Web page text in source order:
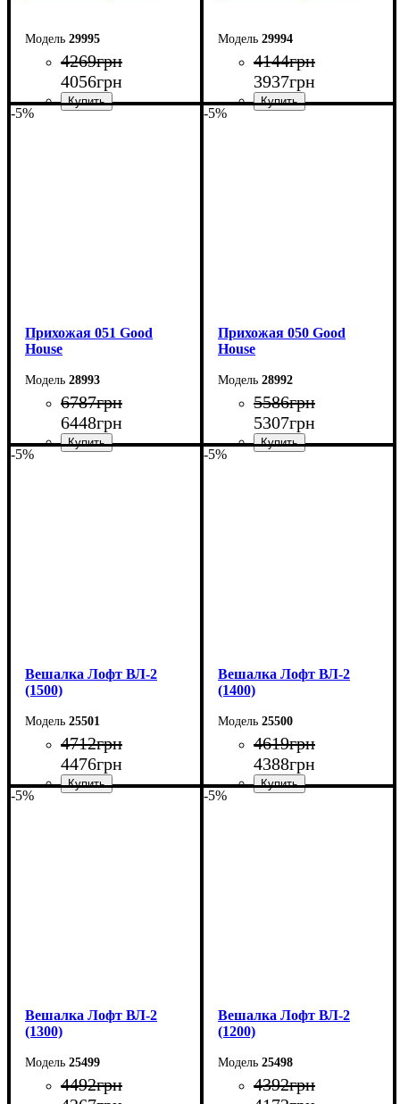
29995
4269грн
4056грн
29994
4144грн
3937грн
-5%
Прихожая 051 Good
House
28993
6787грн
6448грн
-5%
Прихожая 050 Good
House
28992
5586грн
5307грн
-5%
Вешалка Лофт ВЛ-2
(1500)
25501
4712грн
4476грн
-5%
Вешалка Лофт ВЛ-2
(1400)
25500
4619грн
4388грн
-5%
Вешалка Лофт ВЛ-2
(1300)
25499
4492грн
-5%
Вешалка Лофт ВЛ-2
(1200)
25498
4392грн